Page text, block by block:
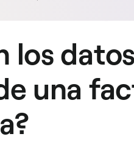
los
una